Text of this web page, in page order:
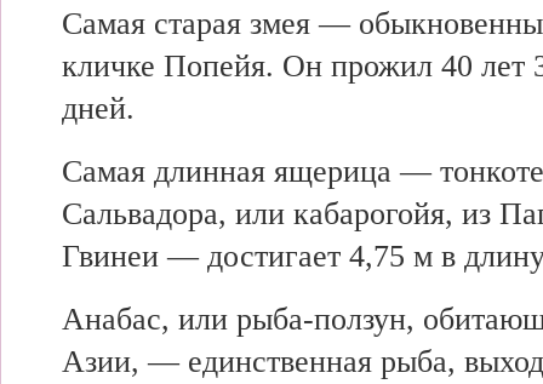
Самая старая змея —
кличке Попейя. Он прожил 40 лет
дней.
Самая длинная ящерица —
Сальвадора, или кабарогойя, из
Гвинеи — достигает 4,75 м в
Анабас, или рыба-ползун,
Азии, — единственная рыба,